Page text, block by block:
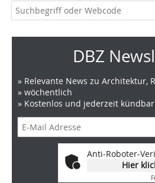
DBZ
» Relevante News zu Architektur,
» wöchentlich
» Kostenlos und jederzeit kündbar
Anti-Roboter-
Hier